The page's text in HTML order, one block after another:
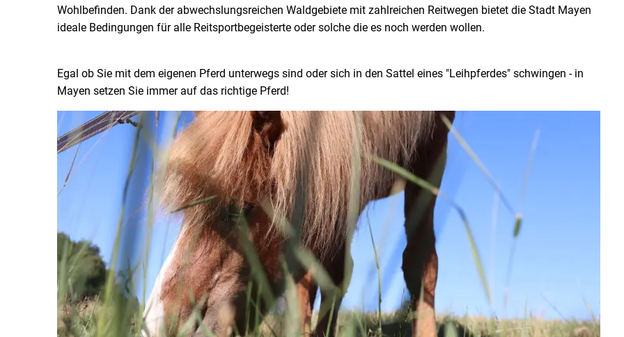
Wohlbefinden. Dank der abwechslungsreichen Waldgebiete mit zahlreichen Reitwegen bietet die Stadt Mayen
ideale Bedingungen für alle Reitsportbegeisterte oder solche die es noch werden wollen.
Egal ob Sie mit dem eigenen Pferd unterwegs sind oder sich in den Sattel eines "Leihpferdes" schwingen - in
Mayen setzen Sie immer auf das richtige Pferd!